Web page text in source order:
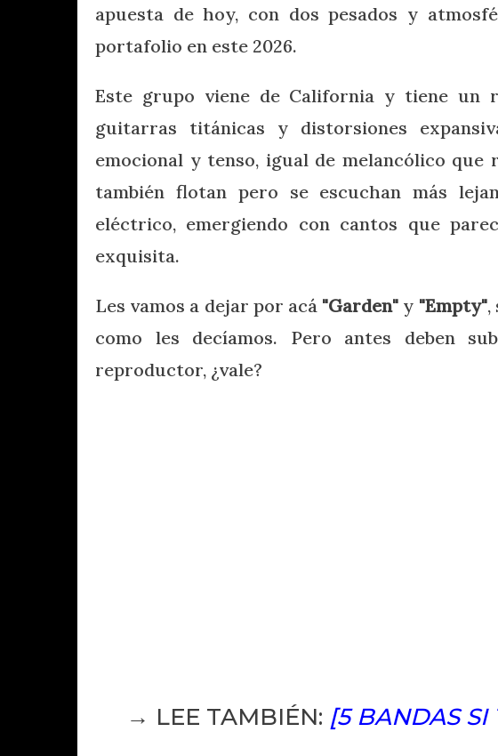
apuesta de hoy, con dos pesados y
portafolio en este 2026.
Este grupo viene de California y tiene un
guitarras titánicas y distorsiones
emocional y tenso, igual de melancólico que
también flotan pero se escuchan más
eléctrico, emergiendo con cantos que
exquisita.
Les vamos a dejar por acá "Garden" y "Empty",
como les decíamos. Pero antes deben
reproductor, ¿vale?
→ LEE TAMBIÉN: [5 BANDAS SI